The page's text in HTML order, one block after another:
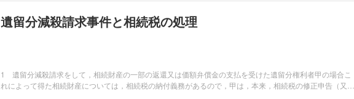
遺留分減殺請求事件と相続税の処理
1 遺留分減殺請求をして，相続財産の一部の返還又は価額弁償金の支払を受けた遺留分権利者甲の場合こ
れによって得た相続財産については，相続税の納付義務があるので，甲は，本来，相続税の修正申告（又は